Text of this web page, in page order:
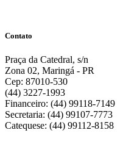
Contato
Praça da Catedral, s/n
Zona 02, Maringá - PR
Cep: 87010-530
(44) 3227-1993
Financeiro: (44) 99118-7149
Secretaria: (44) 99107-7773
Catequese: (44) 99112-8158